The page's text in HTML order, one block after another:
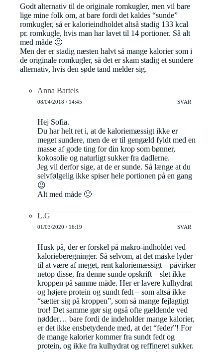
Godt alternativ til de originale romkugler, men vil bare
lige mine folk om, at bare fordi det kaldes “sunde”
romkugler, så er kalorieindholdet altså stadig 133 kcal
pr. romkugle, hvis man har lavet til 14 portioner. Så alt
med måde 🙂
Men der er stadig næsten halvt så mange kalorier som i
de originale romkugler, så det er skam stadig et sundere
alternativ, hvis den søde tand melder sig.
Anna Bartels
08/04/2018 / 14:45 SVAR
Hej Sofia.
Du har helt ret i, at de kaloriemæssigt ikke er
meget sundere, men de er til gengæld fyldt med en
masse af gode ting for din krop som bønner,
kokosolie og naturligt sukker fra dadlerne.
Jeg vil derfor sige, at de er sunde. Så længe at du
selvfølgelig ikke spiser hele portionen på en gang
😉
Alt med måde 🙂
L.G
01/03/2020 / 16:19 SVAR
Husk på, der er forskel på makro-indholdet ved
kalorieberegninger. Så selvom, at det måske lyder
til at være af meget, rent kaloriemæssigt – påvirker
netop disse, fra denne sunde opskrift – slet ikke
kroppen på samme måde. Her er lavere kulhydrat
og højere protein og sundt fedt – som altså ikke
“sætter sig på kroppen”, som så mange fejlagtigt
tror! Det samme gør sig også ofte gældende ved
nødder… bare fordi de indeholder mange kalorier,
er det ikke ensbetydende med, at det “feder”! For
de mange kalorier kommer fra sundt fedt og
protein, og ikke fra kulhydrat og reffineret sukker.